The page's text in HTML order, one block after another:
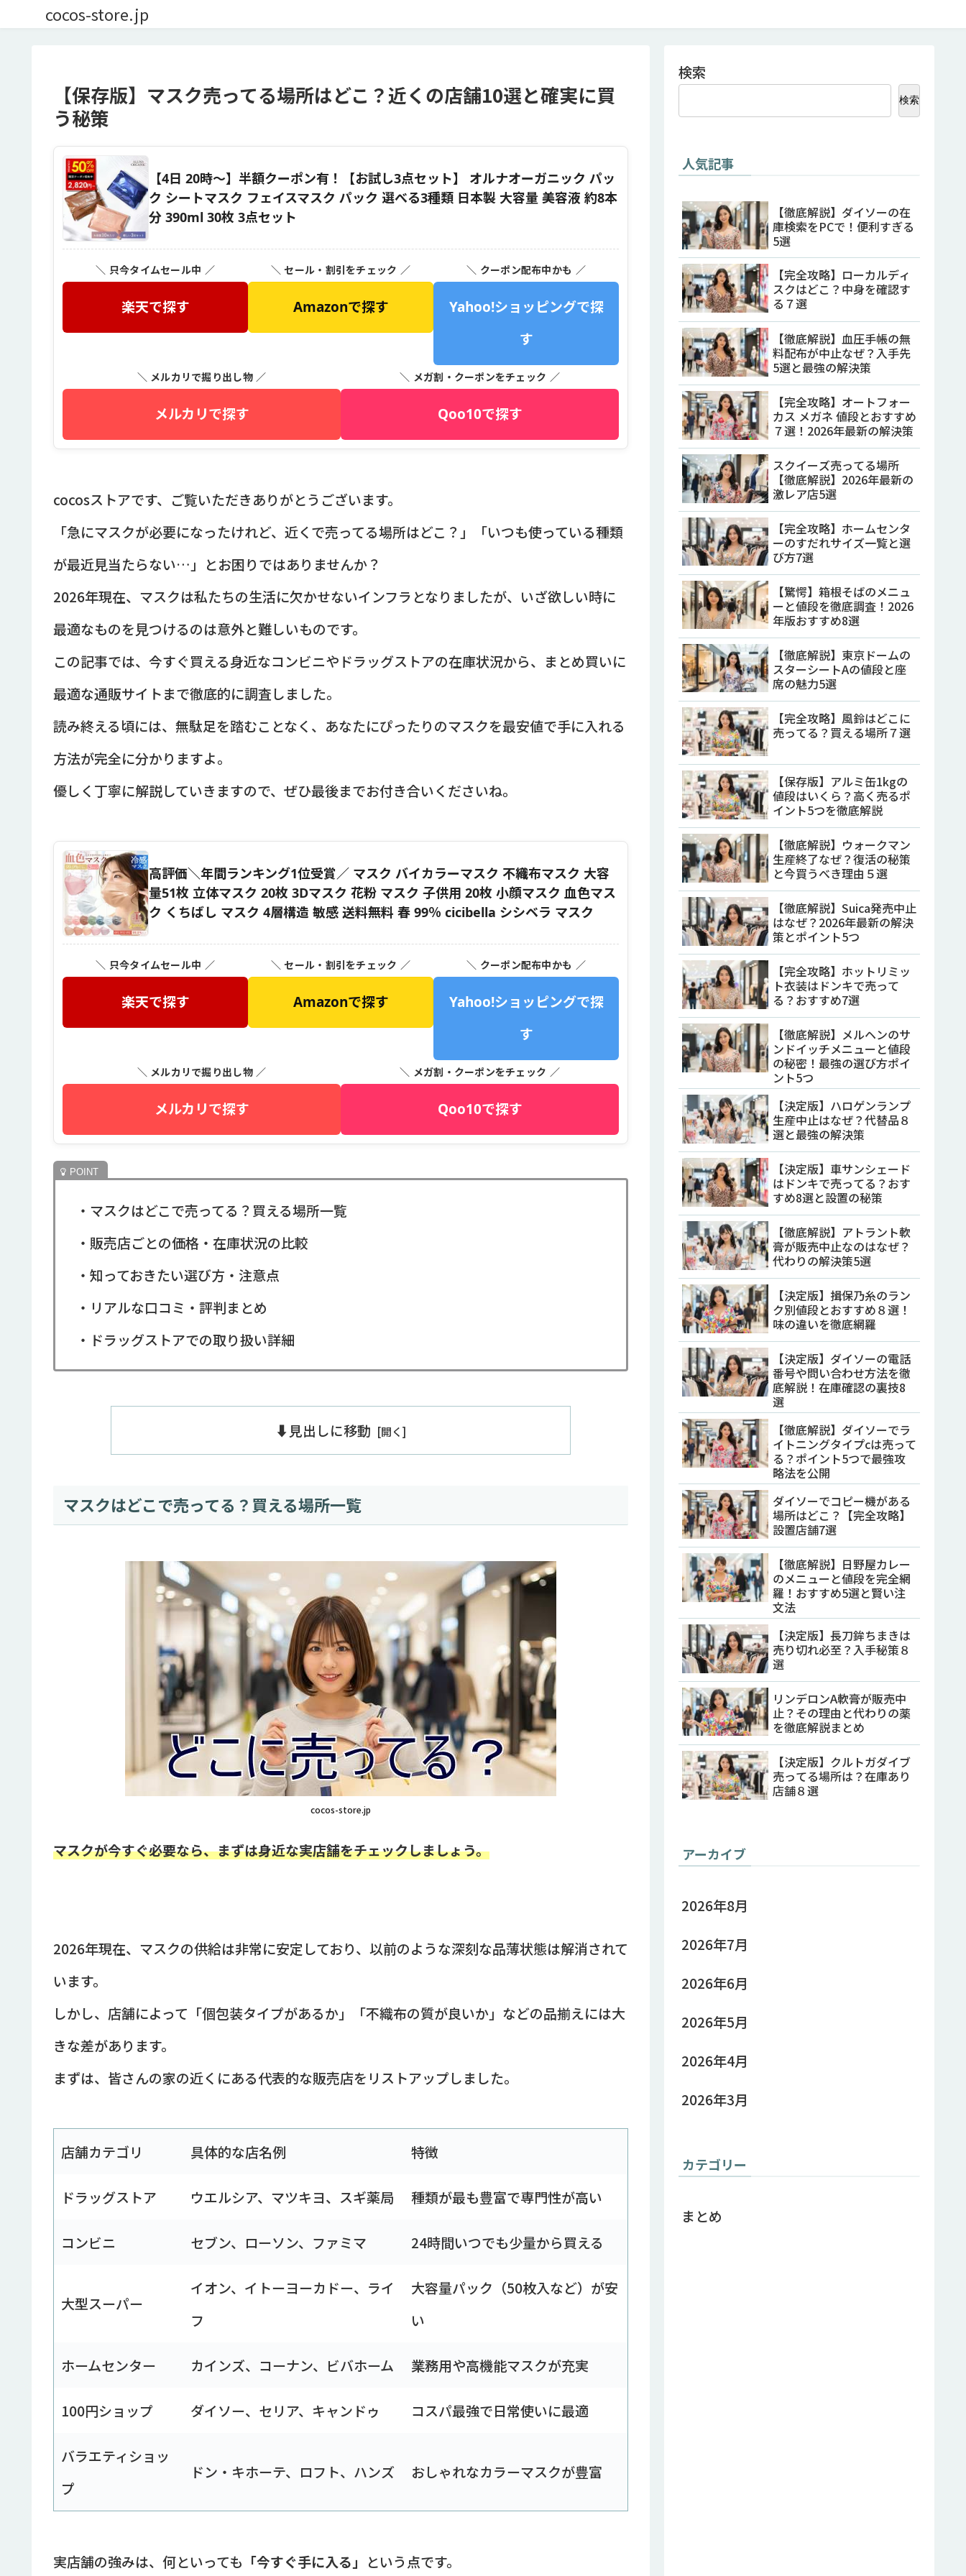
cocos-store.jp
【保存版】マスク売ってる場所はどこ？近くの店舗10選と確実に買
う秘策
【4日 20時〜】半額クーポン有！【お試し3点セット】 オルナオーガニック パッ
ク シートマスク フェイスマスク パック 選べる3種類 日本製 大容量 美容液 約8本
分 390ml 30枚 3点セット
＼ 只今タイムセール中 ／
楽天で探す
＼ セール・割引をチェック ／
Amazonで探す
＼ クーポン配布中かも ／
Yahoo!ショッピングで探
す
＼ メルカリで掘り出し物 ／
メルカリで探す
＼ メガ割・クーポンをチェック ／
Qoo10で探す
cocosストアです、ご覧いただきありがとうございます。
「急にマスクが必要になったけれど、近くで売ってる場所はどこ？」「いつも使っている種類
が最近見当たらない…」とお困りではありませんか？
2026年現在、マスクは私たちの生活に欠かせないインフラとなりましたが、いざ欲しい時に
最適なものを見つけるのは意外と難しいものです。
この記事では、今すぐ買える身近なコンビニやドラッグストアの在庫状況から、まとめ買いに
最適な通販サイトまで徹底的に調査しました。
読み終える頃には、無駄足を踏むことなく、あなたにぴったりのマスクを最安値で手に入れる
方法が完全に分かりますよ。
優しく丁寧に解説していきますので、ぜひ最後までお付き合いくださいね。
高評価＼年間ランキング1位受賞／ マスク バイカラーマスク 不織布マスク 大容
量51枚 立体マスク 20枚 3Dマスク 花粉 マスク 子供用 20枚 小顔マスク 血色マス
ク くちばし マスク 4層構造 敏感 送料無料 春 99％ cicibella シシベラ マスク
＼ 只今タイムセール中 ／
楽天で探す
＼ セール・割引をチェック ／
Amazonで探す
＼ クーポン配布中かも ／
Yahoo!ショッピングで探
す
＼ メルカリで掘り出し物 ／
メルカリで探す
＼ メガ割・クーポンをチェック ／
Qoo10で探す
・マスクはどこで売ってる？買える場所一覧
・販売店ごとの価格・在庫状況の比較
・知っておきたい選び方・注意点
・リアルな口コミ・評判まとめ
・ドラッグストアでの取り扱い詳細
⬇️見出しに移動
マスクはどこで売ってる？買える場所一覧
cocos-store.jp
マスクが今すぐ必要なら、まずは身近な実店舗をチェックしましょう。
2026年現在、マスクの供給は非常に安定しており、以前のような深刻な品薄状態は解消されて
います。
しかし、店舗によって「個包装タイプがあるか」「不織布の質が良いか」などの品揃えには大
きな差があります。
まずは、皆さんの家の近くにある代表的な販売店をリストアップしました。
店舗カテゴリ 具体的な店名例 特徴
ドラッグストア ウエルシア、マツキヨ、スギ薬局 種類が最も豊富で専門性が高い
コンビニ セブン、ローソン、ファミマ 24時間いつでも少量から買える
大型スーパー
イオン、イトーヨーカドー、ライ
フ
大容量パック（50枚入など）が安
い
ホームセンター カインズ、コーナン、ビバホーム 業務用や高機能マスクが充実
100円ショップ ダイソー、セリア、キャンドゥ コスパ最強で日常使いに最適
バラエティショッ
プ
ドン・キホーテ、ロフト、ハンズ おしゃれなカラーマスクが豊富
実店舗の強みは、何といっても 「今すぐ手に入る」 という点です。
検索
検索
人気記事
【徹底解説】ダイソーの在
庫検索をPCで！便利すぎる
5選
【完全攻略】ローカルディ
スクはどこ？中身を確認す
る７選
【徹底解説】血圧手帳の無
料配布が中止なぜ？入手先
5選と最強の解決策
【完全攻略】オートフォー
カス メガネ 値段とおすすめ
７選！2026年最新の解決策
スクイーズ売ってる場所
【徹底解説】2026年最新の
激レア店5選
【完全攻略】ホームセンタ
ーのすだれサイズ一覧と選
び方7選
【驚愕】箱根そばのメニュ
ーと値段を徹底調査！2026
年版おすすめ8選
【徹底解説】東京ドームの
スターシートAの値段と座
席の魅力5選
【完全攻略】風鈴はどこに
売ってる？買える場所７選
【保存版】アルミ缶1kgの
値段はいくら？高く売るポ
イント5つを徹底解説
【徹底解説】ウォークマン
生産終了なぜ？復活の秘策
と今買うべき理由５選
【徹底解説】Suica発売中止
はなぜ？2026年最新の解決
策とポイント5つ
【完全攻略】ホットリミッ
ト衣装はドンキで売って
る？おすすめ7選
【徹底解説】メルヘンのサ
ンドイッチメニューと値段
の秘密！最強の選び方ポイ
ント5つ
【決定版】ハロゲンランプ
生産中止はなぜ？代替品８
選と最強の解決策
【決定版】車サンシェード
はドンキで売ってる？おす
すめ8選と設置の秘策
【徹底解説】アトラント軟
膏が販売中止なのはなぜ？
代わりの解決策5選
【決定版】揖保乃糸のラン
ク別値段とおすすめ８選！
味の違いを徹底網羅
【決定版】ダイソーの電話
番号や問い合わせ方法を徹
底解説！在庫確認の裏技8
選
【徹底解説】ダイソーでラ
イトニングタイプcは売って
る？ポイント5つで最強攻
略法を公開
ダイソーでコピー機がある
場所はどこ？【完全攻略】
設置店舗7選
【徹底解説】日野屋カレー
のメニューと値段を完全網
羅！おすすめ5選と賢い注
文法
【決定版】長刀鉾ちまきは
売り切れ必至？入手秘策８
選
リンデロンA軟膏が販売中
止？その理由と代わりの薬
を徹底解説まとめ
【決定版】クルトガダイブ
売ってる場所は？在庫あり
店舗８選
アーカイブ
2026年8月
2026年7月
2026年6月
2026年5月
2026年4月
2026年3月
カテゴリー
まとめ